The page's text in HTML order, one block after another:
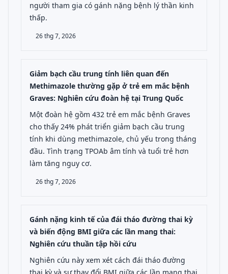
người tham gia có gánh nặng bệnh lý thần kinh
thấp.
26 thg 7, 2026
Giảm bạch cầu trung tính liên quan đến
Methimazole thường gặp ở trẻ em mắc bệnh
Graves: Nghiên cứu đoàn hệ tại Trung Quốc
Một đoàn hệ gồm 432 trẻ em mắc bệnh Graves
cho thấy 24% phát triển giảm bạch cầu trung
tính khi dùng methimazole, chủ yếu trong tháng
đầu. Tình trạng TPOAb âm tính và tuổi trẻ hơn
làm tăng nguy cơ.
26 thg 7, 2026
Gánh nặng kinh tế của đái tháo đường thai kỳ
và biến động BMI giữa các lần mang thai:
Nghiên cứu thuần tập hồi cứu
Nghiên cứu này xem xét cách đái tháo đường